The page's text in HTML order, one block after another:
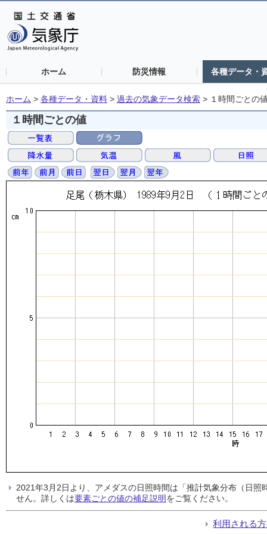
ホーム 防災情報 各種データ・
ホーム > 各種データ・資料 > 過去の気象データ検索 > １時間ごとの
１時間ごとの値
2021年3月2日より、アメダスの日照時間は「推計気象分布（日
せん。詳しくは要素ごとの値の補足説明をご覧ください。
利用される